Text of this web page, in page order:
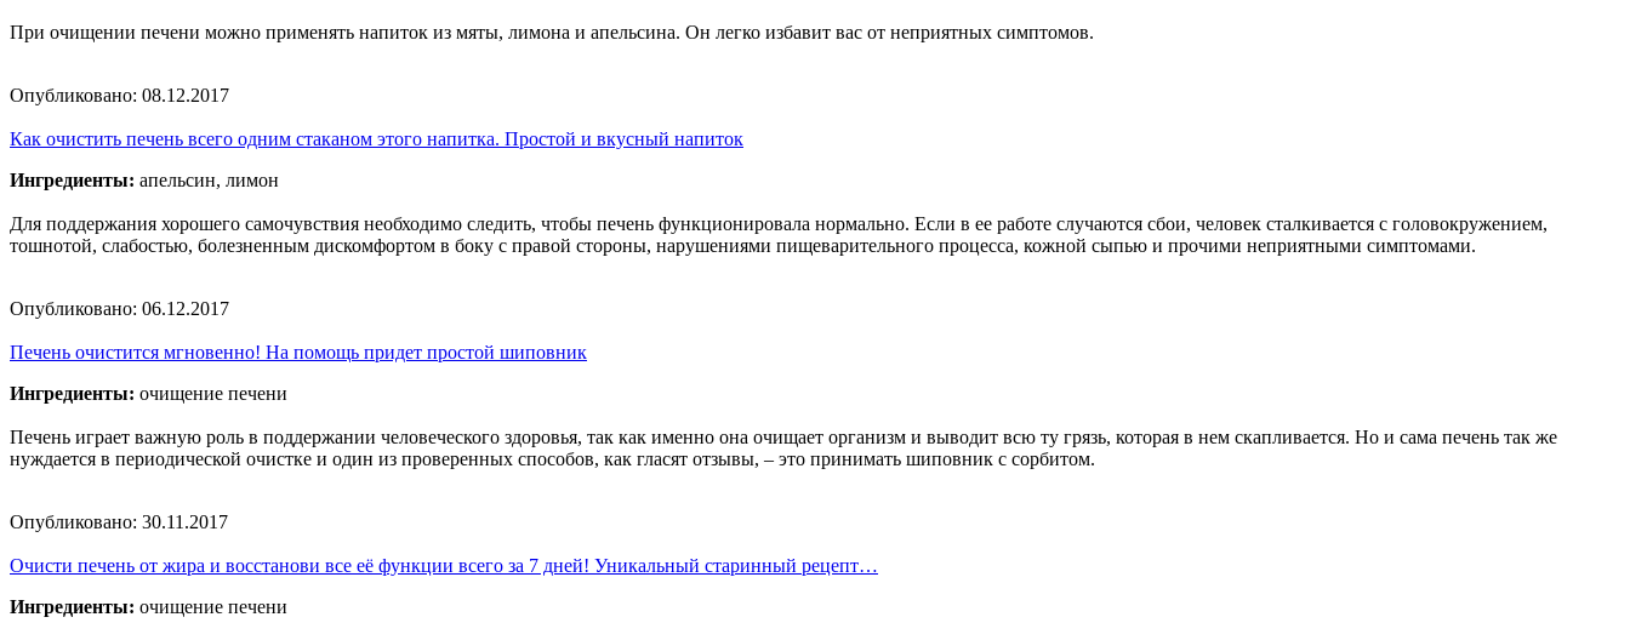
При очищении печени можно применять напиток из мяты, лимона и апельсина. Он легко избавит вас от неприятных симптомов.
Опубликовано: 08.12.2017
Как очистить печень всего одним стаканом этого напитка. Простой и вкусный напиток
Ингредиенты: апельсин, лимон
Для поддержания хорошего самочувствия необходимо следить, чтобы печень функционировала нормально. Если в ее работе случаются сбои, человек сталкивается с головокружением,
тошнотой, слабостью, болезненным дискомфортом в боку с правой стороны, нарушениями пищеварительного процесса, кожной сыпью и прочими неприятными симптомами.
Опубликовано: 06.12.2017
Печень очистится мгновенно! На помощь придет простой шиповник
Ингредиенты: очищение печени
Печень играет важную роль в поддержании человеческого здоровья, так как именно она очищает организм и выводит всю ту грязь, которая в нем скапливается. Но и сама печень так же
нуждается в периодической очистке и один из проверенных способов, как гласят отзывы, – это принимать шиповник с сорбитом.
Опубликовано: 30.11.2017
Очисти печень от жира и восстанови все её функции всего за 7 дней! Уникальный старинный рецепт…
Ингредиенты: очищение печени